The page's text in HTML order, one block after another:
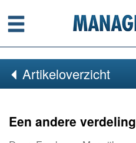
Menu
Artikeloverzicht
Een andere verdeling